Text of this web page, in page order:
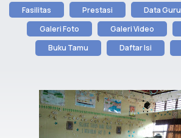
Fasilitas
Prestasi Data Guru
Galeri Foto
Galeri Video
Buku Tamu
Daftar Isi